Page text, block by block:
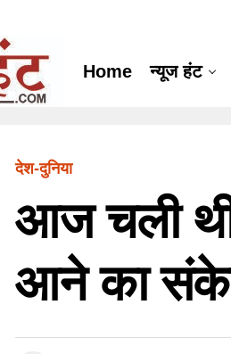
Home न्यूज हंट
देश-दुनिया
आज चली
आने का